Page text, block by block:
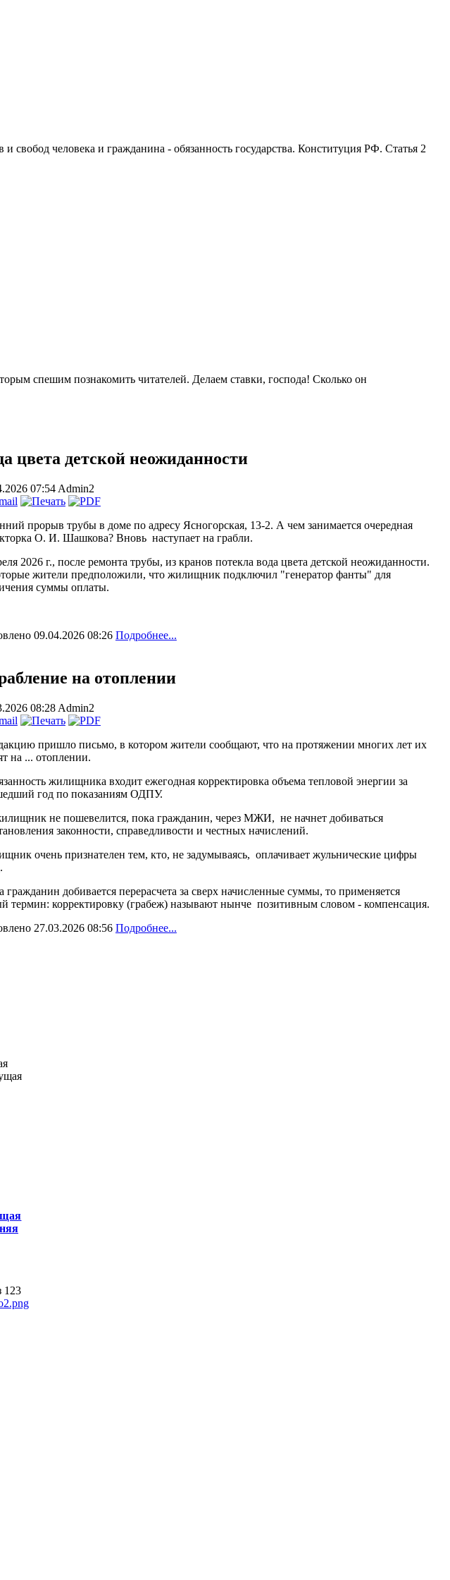
человека и гражданина - обязанность государства. Конституция РФ. Статья 2
спешим познакомить читателей. Делаем ставки, господа! Сколько он
цвета детской неожиданности
07:54 Admin2
прорыв трубы в доме по адресу Ясногорская, 13-2. А чем занимается очередная
О. И. Шашкова? Вновь наступает на грабли.
2026 г., после ремонта трубы, из кранов потекла вода цвета детской неожиданности.
жители предположили, что жилищник подключил "генератор фанты" для
суммы оплаты.
09.04.2026 08:26 Подробнее...
на отоплении
08:28 Admin2
пришло письмо, в котором жители сообщают, что на протяжении многих лет их
на ... отоплении.
жилищника входит ежегодная корректировка объема тепловой энергии за
год по показаниям ОДПУ.
не пошевелится, пока гражданин, через МЖИ, не начнет добиваться
законности, справедливости и честных начислений.
очень признателен тем, кто, не задумываясь, оплачивает жульнические цифры
гражданин добивается перерасчета за сверх начисленные суммы, то применяется
термин: корректировку (грабеж) называют нынче позитивным словом - компенсация.
27.03.2026 08:56 Подробнее...
123